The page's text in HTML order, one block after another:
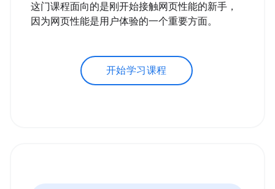
这门课程面向的是刚开始接触网页性能的新手，
因为网页性能是用户体验的一个重要方面。
开始学习课程